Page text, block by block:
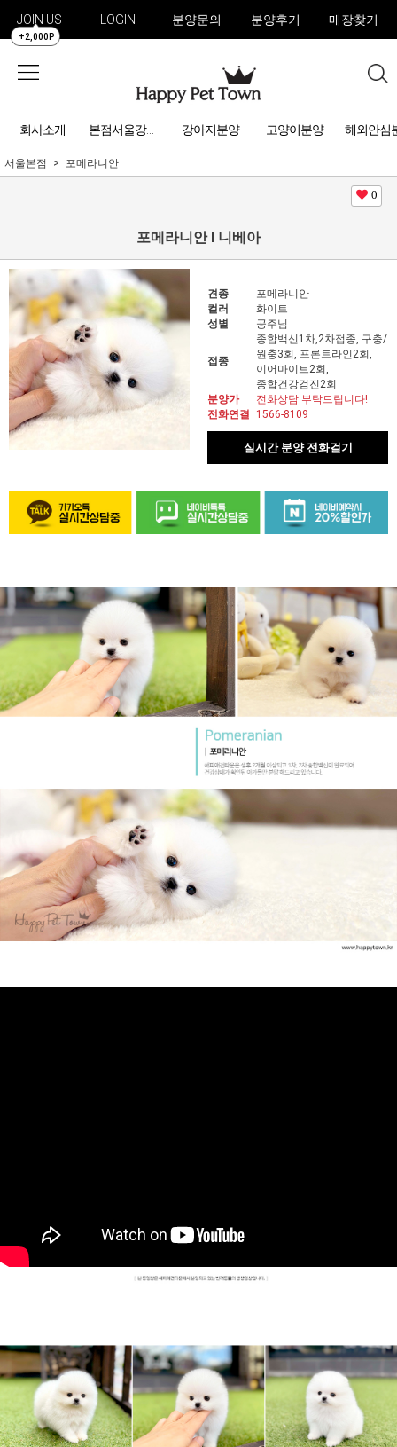
JOIN US
+2,000P
LOGIN 분양문의 분양후기 매장찾기
회사소개 본점서울강아지분양 강아지분양 고양이분양 해외안심
서울본점 포메라니안
0
포메라니안 l 니베아
견종
포메라니안
컬러
화이트
성별
공주님
접종
종합백신1차,2차접종, 구충/
원충3회, 프론트라인2회,
이어마이트2회,
종합건강검진2회
분양가
전화상담 부탁드립니다!
전화연결
1566-8109
실시간 분양 전화걸기